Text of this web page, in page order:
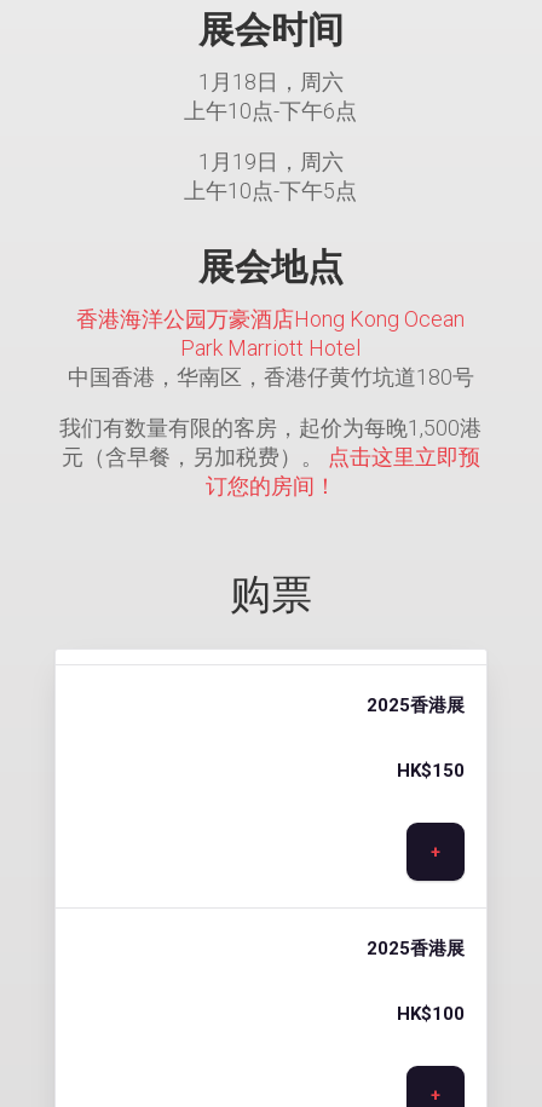
展会时间
1月18日，周六
上午10点-下午6点
1月19日，周六
上午10点-下午5点
展会地点
香港海洋公园万豪酒店Hong Kong Ocean
Park Marriott Hotel
中国香港，华南区，香港仔黄竹坑道180号
我们有数量有限的客房，起价为每晚1,500港
元（含早餐，另加税费）。 点击这里立即预
订您的房间！
购票
2025香港展
HK$150
+
2025香港展
HK$100
+